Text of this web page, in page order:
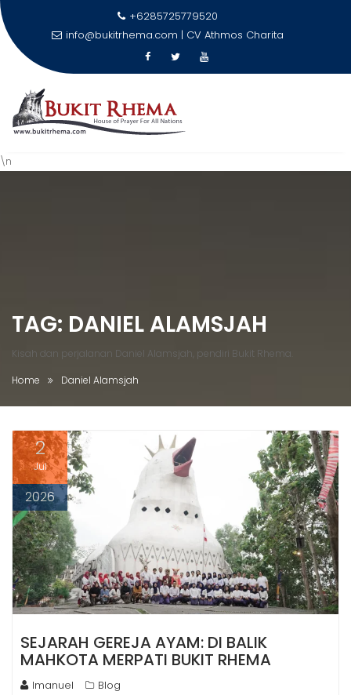
\n
+6285725779520
info@bukitrhema.com | CV Athmos Charita
TAG: DANIEL ALAMSJAH
Kisah dan perjalanan Daniel Alamsjah, pendiri Bukit Rhema.
Home
Daniel Alamsjah
2
Jul
2026
SEJARAH GEREJA AYAM: DI BALIK
MAHKOTA MERPATI BUKIT RHEMA
Imanuel
Blog